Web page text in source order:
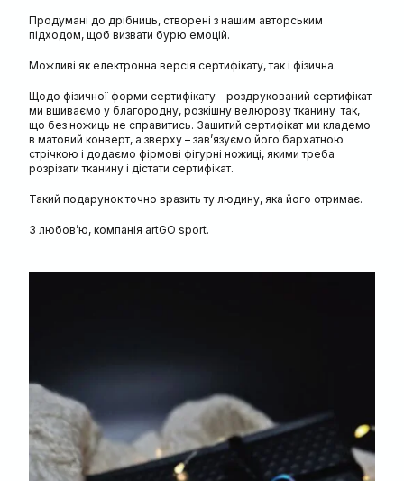
Продумані до дрібниць, створені з нашим авторським
підходом, щоб визвати бурю емоцій.
Можливі як електронна версія сертифікату, так і фізична.
Щодо фізичної форми сертифікату – роздрукований сертифікат
ми вшиваємо у благородну, розкішну велюрову тканину так,
що без ножиць не справитись. Зашитий сертифікат ми кладемо
в матовий конверт, а зверху – зав’язуємо його бархатною
стрічкою і додаємо фірмові фігурні ножиці, якими треба
розрізати тканину і дістати сертифікат.
Такий подарунок точно вразить ту людину, яка його отримає.
З любов’ю, компанія artGO sport.